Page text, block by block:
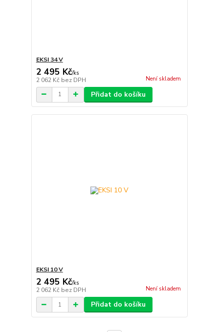
EKSI 34 V
2 495 Kč/ks
2 062 Kč bez DPH Není skladem
Přidat do košíku
EKSI 10 V
2 495 Kč/ks
2 062 Kč bez DPH Není skladem
Přidat do košíku